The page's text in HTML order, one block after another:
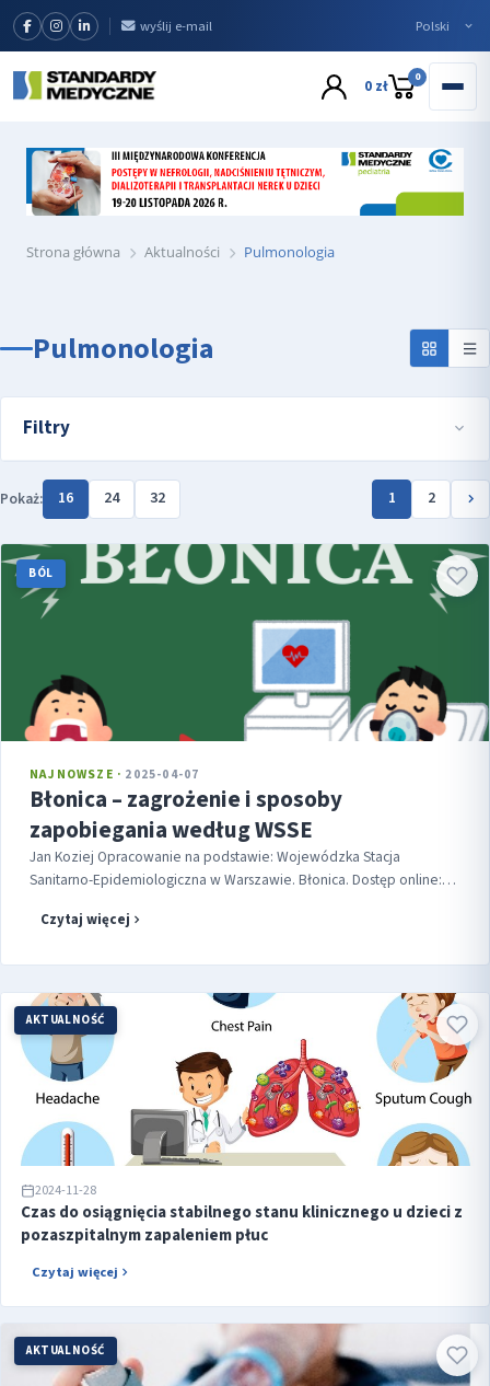
wyślij e-mail
0 zł 0
Strona główna Aktualności Pulmonologia
Pulmonologia
Filtry
Pokaż: 16 24 32 1 2
BÓL
NAJNOWSZE · 2025-04-07
Błonica – zagrożenie i sposoby
zapobiegania według WSSE
Jan Koziej Opracowanie na podstawie: Wojewódzka Stacja
Sanitarno-Epidemiologiczna w Warszawie. Błonica. Dostęp online:
doniesieniami o nowym prz...
Czytaj więcej
AKTUALNOŚĆ
2024-11-28
Czas do osiągnięcia stabilnego stanu klinicznego u dzieci z
pozaszpitalnym zapaleniem płuc
Czytaj więcej
AKTUALNOŚĆ